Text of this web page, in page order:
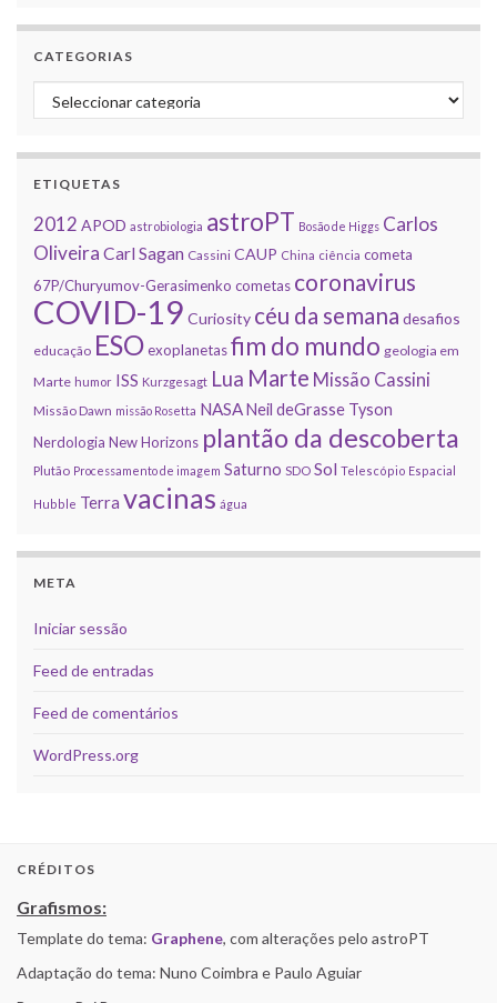
CATEGORIAS
Categorias
ETIQUETAS
2012 APOD astrobiologia astroPT Bosão de Higgs Carlos
Oliveira Carl Sagan Cassini CAUP China ciência cometa
67P/Churyumov-Gerasimenko cometas coronavirus
COVID-19 Curiosity céu da semana desafios
educação ESOexoplanetasfim do mundo geologia em
Marte humor ISS Kurzgesagt Lua Marte Missão Cassini
Missão Dawn missão Rosetta NASANeil deGrasse Tyson
Nerdologia New Horizons plantão da descoberta
Plutão Processamento de imagem Saturno SDO Sol Telescópio Espacial
Hubble Terra vacinas água
META
Iniciar sessão
Feed de entradas
Feed de comentários
WordPress.org
CRÉDITOS
Grafismos:
Template do tema: Graphene, com alterações pelo astroPT
Adaptação do tema: Nuno Coimbra e Paulo Aguiar